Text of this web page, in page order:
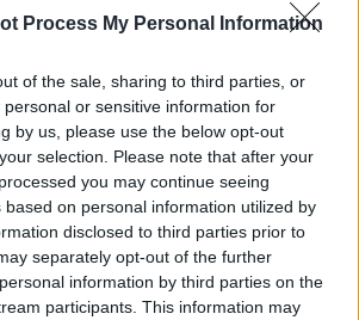
Process My Personal Information
of the sale, sharing to third parties, or
or sensitive information for
by us, please use the below opt-out
selection. Please note that after your
you may continue seeing
based on personal information utilized by
disclosed to third parties prior to
separately opt-out of the further
information by third parties on the
participants. This information may